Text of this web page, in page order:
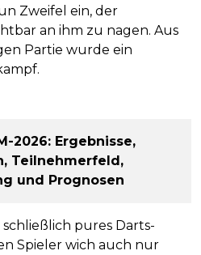
Zweifel ein, der
an ihm zu nagen. Aus
Partie wurde ein
2026: Ergebnisse,
Teilnehmerfeld,
und Prognosen
pures Darts-
Spieler wich auch nur